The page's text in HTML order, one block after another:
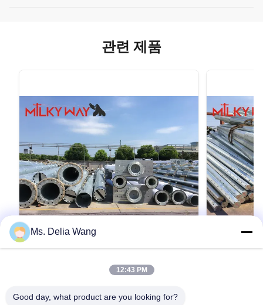
관련 제품
로 전주 강철 모든 자재는 품질을 보장하기 위해
Ms. Delia Wang
12:43 PM
Good day, what product are you looking for?